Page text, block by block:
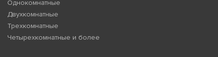
Однокомнатные
Двухкомнатные
Трехкомнатные
Четырехкомнатные и более